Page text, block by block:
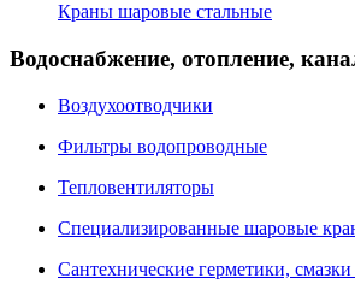
Краны шаровые стальные
Водоснабжение, отопление,
Воздухоотводчики
Фильтры водопроводные
Тепловентиляторы
Специализированные шаровые
Сантехнические герметики,